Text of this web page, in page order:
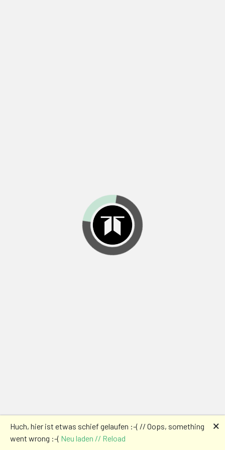
Huch, hier ist etwas schief gelaufen :-( // Oops, something
went wrong :-( Neu laden // Reload
🗙